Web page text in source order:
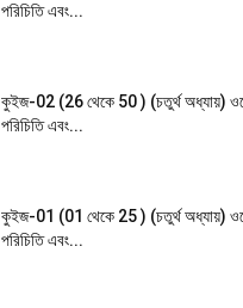
পরিচিতি এবং...
কুইজ-02 (26 থেকে 50 ) (চতুর্থ অধ্যায়)
পরিচিতি এবং...
কুইজ-01 (01 থেকে 25 ) (চতুর্থ অধ্যায়)
পরিচিতি এবং...